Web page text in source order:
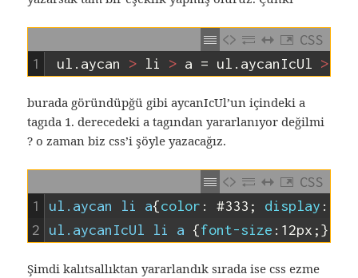
CSS
1
ul.aycan > li > a = ul.aycanIcUl >
burada göründüpğü gibi aycanIcUl’un içindeki a
tagıda 1. derecedeki a tagından yararlanıyor değilmi
? o zaman biz css’i şöyle yazacağız.
CSS
1
2
ul.aycan li a{color : #333 ; display :
ul.aycanIcUl li a {font-size : 12px ;}
Şimdi kalıtsallıktan yararlandık sırada ise css ezme